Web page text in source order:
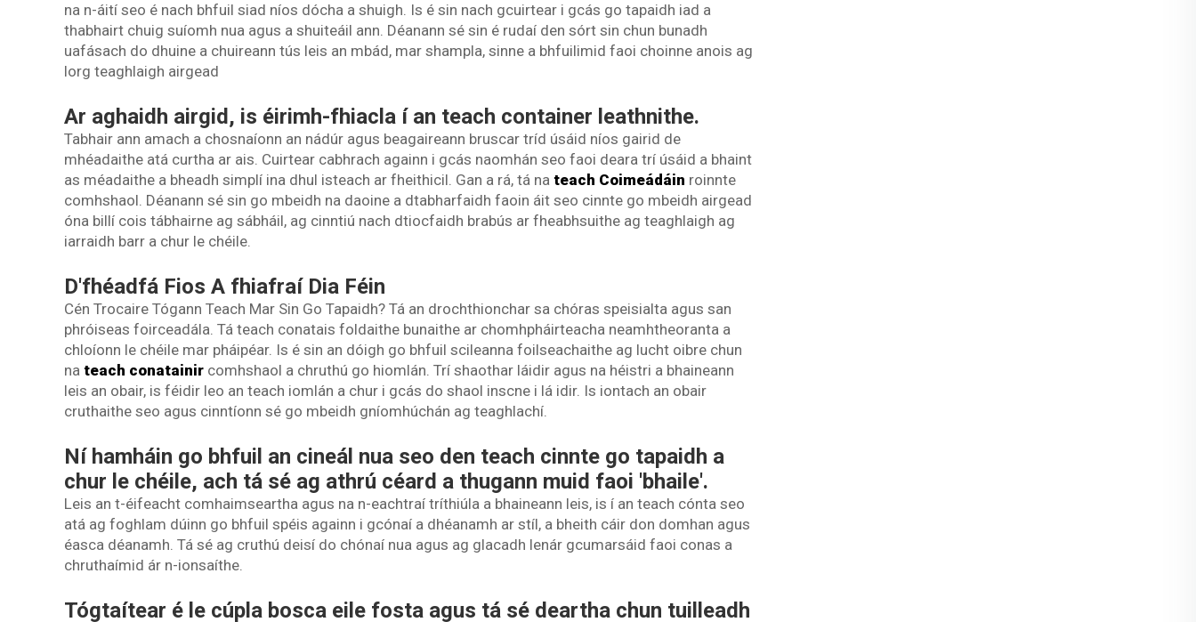
na n-áití seo é nach bhfuil siad níos dócha a shuigh. Is é sin nach gcuirtear i gcás go tapaidh iad a
thabhairt chuig suíomh nua agus a shuiteáil ann. Déanann sé sin é rudaí den sórt sin chun bunadh
uafásach do dhuine a chuireann tús leis an mbád, mar shampla, sinne a bhfuilimid faoi choinne anois ag
lorg teaghlaigh airgead
Ar aghaidh airgid, is éirimh-fhiacla í an teach container leathnithe.
Tabhair ann amach a chosnaíonn an nádúr agus beagaireann bruscar tríd úsáid níos gairid de
mhéadaithe atá curtha ar ais. Cuirtear cabhrach againn i gcás naomhán seo faoi deara trí úsáid a bhaint
as méadaithe a bheadh simplí ina dhul isteach ar fheithicil. Gan a rá, tá na teach Coimeádáin roinnte
comhshaol. Déanann sé sin go mbeidh na daoine a dtabharfaidh faoin áit seo cinnte go mbeidh airgead
óna billí cois tábhairne ag sábháil, ag cinntiú nach dtiocfaidh brabús ar fheabhsuithe ag teaghlaigh ag
iarraidh barr a chur le chéile.
D'fhéadfá Fios A fhiafraí Dia Féin
Cén Trocaire Tógann Teach Mar Sin Go Tapaidh? Tá an drochthionchar sa chóras speisialta agus san
phróiseas foirceadála. Tá teach conatais foldaithe bunaithe ar chomhpháirteacha neamhtheoranta a
chloíonn le chéile mar pháipéar. Is é sin an dóigh go bhfuil scileanna foilseachaithe ag lucht oibre chun
na teach conatainir comhshaol a chruthú go hiomlán. Trí shaothar láidir agus na héistri a bhaineann
leis an obair, is féidir leo an teach iomlán a chur i gcás do shaol inscne i lá idir. Is iontach an obair
cruthaithe seo agus cinntíonn sé go mbeidh gníomhúchán ag teaghlachí.
Ní hamháin go bhfuil an cineál nua seo den teach cinnte go tapaidh a
chur le chéile, ach tá sé ag athrú céard a thugann muid faoi 'bhaile'.
Leis an t-éifeacht comhaimseartha agus na n-eachtraí tríthiúla a bhaineann leis, is í an teach cónta seo
atá ag foghlam dúinn go bhfuil spéis againn i gcónaí a dhéanamh ar stíl, a bheith cáir don domhan agus
éasca déanamh. Tá sé ag cruthú deisí do chónaí nua agus ag glacadh lenár gcumarsáid faoi conas a
chruthaímid ár n-ionsaíthe.
Tógtaítear é le cúpla bosca eile fosta agus tá sé deartha chun tuilleadh